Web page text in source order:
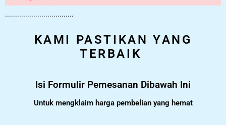
..................................
KAMI PASTIKAN YANG
TERBAIK
Isi Formulir Pemesanan Dibawah Ini
Untuk mengklaim harga pembelian yang hemat